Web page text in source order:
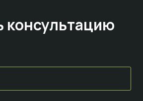
консультацию